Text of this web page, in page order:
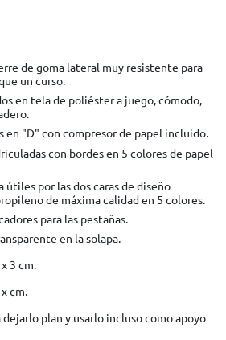
de goma lateral muy resistente para
un curso.
en tela de poliéster a juego, cómodo,
en "D" con compresor de papel incluido.
con bordes en 5 colores de papel
útiles por las dos caras de diseño
de máxima calidad en 5 colores.
para las pestañas.
en la solapa.
3 cm.
cm.
dejarlo plan y usarlo incluso como apoyo